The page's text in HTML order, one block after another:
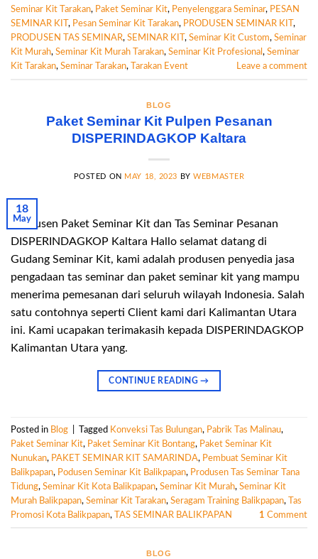
Seminar Kit Tarakan, Paket Seminar Kit, Penyelenggara Seminar, PESAN
SEMINAR KIT , Pesan Seminar Kit Tarakan, PRODUSEN SEMINAR KIT ,
PRODUSEN TAS SEMINAR, SEMINAR KIT , Seminar Kit Custom, Seminar
Kit Murah, Seminar Kit Murah Tarakan, Seminar Kit Profesional , Seminar
Kit Tarakan, Seminar Tarakan, Tarakan Event Leave a comment
BLOG
Paket Seminar Kit Pulpen Pesanan
DISPERINDAGKOP Kaltara
POSTED ON MAY 18, 2023 BYWEBMASTER
18
May
Produsen Paket Seminar Kit dan Tas Seminar Pesanan
DISPERINDAGKOP Kaltara Hallo selamat datang di
Gudang Seminar Kit, kami adalah produsen penyedia jasa
pengadaan tas seminar dan paket seminar kit yang mampu
menerima pemesanan dari seluruh wilayah Indonesia. Salah
satu contohnya seperti Client kami dari Kalimantan Utara
ini. Kami ucapakan terimakasih kepada DISPERINDAGKOP
Kalimantan Utara yang.
CONTINUE READING→
Posted in Blog Tagged Konveksi Tas Bulungan, Pabrik Tas Malinau,
Paket Seminar Kit, Paket Seminar Kit Bontang, Paket Seminar Kit
Nunukan, PAKET SEMINAR KIT SAMARINDA, Pembuat Seminar Kit
Balikpapan, Podusen Seminar Kit Balikpapan, Produsen Tas Seminar Tana
Tidung, Seminar Kit Kota Balikpapan, Seminar Kit Murah, Seminar Kit
Murah Balikpapan, Seminar Kit Tarakan, Seragam Training Balikpapan,
Tas
Promosi Kota Balikpapan, TAS SEMINAR BALIKPAPAN 1 Comment
BLOG